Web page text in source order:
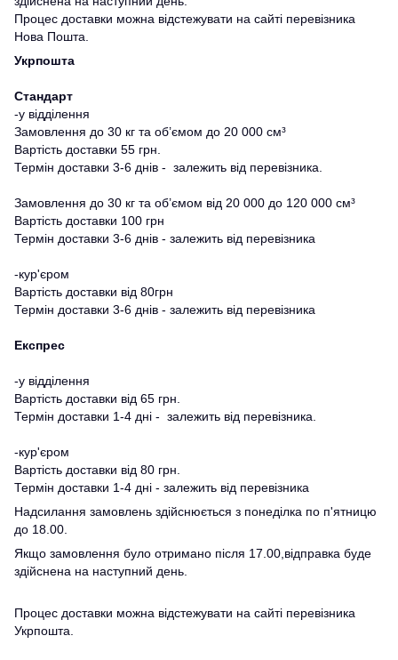
Процес доставки можна відстежувати на сайті перевізника
Нова Пошта.
Укрпошта
Стандарт
-у відділення
Замовлення до 30 кг та об’ємом до 20 000 см³
Вартість доставки 55 грн.
Термін доставки 3-6 днів - залежить від перевізника.
Замовлення до 30 кг та об’ємом від 20 000 до 120 000 см³
Вартість доставки 100 грн
Термін доставки 3-6 днів - залежить від перевізника
-кур'єром
Вартість доставки від 80грн
Термін доставки 3-6 днів - залежить від перевізника
Експрес
-у відділення
Вартість доставки від 65 грн.
Термін доставки 1-4 дні - залежить від перевізника.
-кур'єром
Вартість доставки від 80 грн.
Термін доставки 1-4 дні - залежить від перевізника
Надсилання замовлень здійснюється з понеділка по п'ятницю
до 18.00.
Якщо замовлення було отримано після 17.00,відправка буде
здійснена на наступний день.
Процес доставки можна відстежувати на сайті перевізника
Укрпошта.